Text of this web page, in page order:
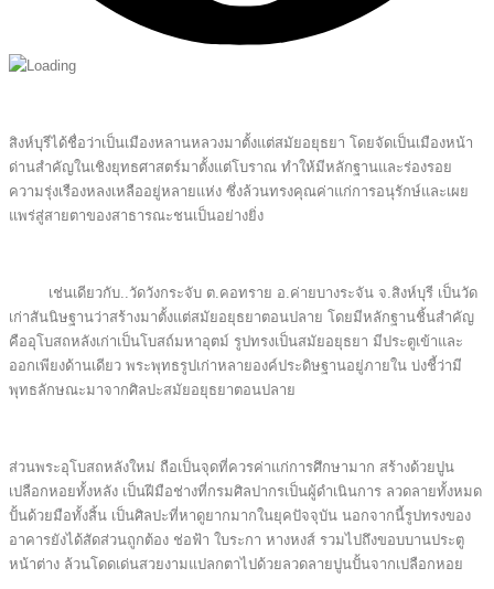
สิงห์บุรีได้ชื่อว่าเป็นเมืองหลานหลวงมาตั้งแต่สมัยอยุธยา โดยจัดเป็นเมืองหน้า
ด่านสำคัญในเชิงยุทธศาสตร์มาตั้งแต่โบราณ ทำให้มีหลักฐานและร่องรอย
ความรุ่งเรืองหลงเหลืออยู่หลายแห่ง ซึ่งล้วนทรงคุณค่าแก่การอนุรักษ์และเผย
แพร่สู่สายตาของสาธารณะชนเป็นอย่างยิ่ง
เช่นเดียวกับ..วัดวังกระจับ ต.คอทราย อ.ค่ายบางระจัน จ.สิงห์บุรี เป็นวัด
เก่าสันนิษฐานว่าสร้างมาตั้งแต่สมัยอยุธยาตอนปลาย โดยมีหลักฐานชิ้นสำคัญ
คืออุโบสถหลังเก่าเป็นโบสถ์มหาอุตม์ รูปทรงเป็นสมัยอยุธยา มีประตูเข้าและ
ออกเพียงด้านเดียว พระพุทธรูปเก่าหลายองค์ประดิษฐานอยู่ภายใน บ่งชี้ว่ามี
พุทธลักษณะมาจากศิลปะสมัยอยุธยาตอนปลาย
ส่วนพระอุโบสถหลังใหม่ ถือเป็นจุดที่ควรค่าแก่การศึกษามาก สร้างด้วยปูน
เปลือกหอยทั้งหลัง เป็นฝีมือช่างที่กรมศิลปากรเป็นผู้ดำเนินการ ลวดลายทั้งหมด
ปั้นด้วยมือทั้งสิ้น เป็นศิลปะที่หาดูยากมากในยุคปัจจุบัน นอกจากนี้รูปทรงของ
อาคารยังได้สัดส่วนถูกต้อง ช่อฟ้า ใบระกา หางหงส์ รวมไปถึงขอบบานประตู
หน้าต่าง ล้วนโดดเด่นสวยงามแปลกตาไปด้วยลวดลายปูนปั้นจากเปลือกหอย